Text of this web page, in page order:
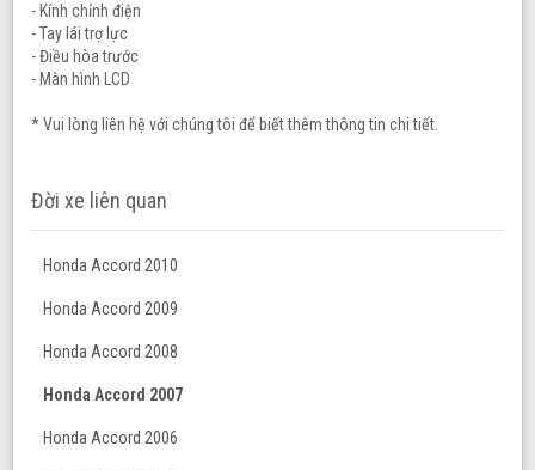
- Kính chỉnh điện
- Tay lái trợ lực
- Điều hòa trước
- Màn hình LCD
* Vui lòng liên hệ với chúng tôi để biết thêm thông tin chi tiết.
Đời xe liên quan
Honda Accord 2010
Honda Accord 2009
Honda Accord 2008
Honda Accord 2007
Honda Accord 2006